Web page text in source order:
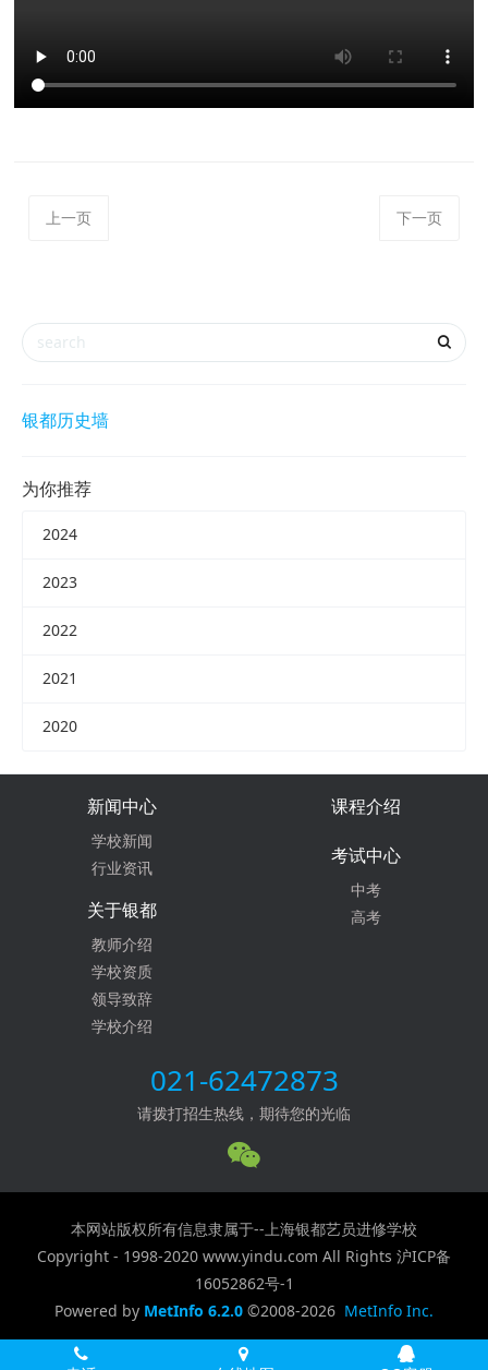
上一页 下一页
银都历史墙
为你推荐
2024
2023
2022
2021
2020
新闻中心
学校新闻
行业资讯
课程介绍
考试中心
中考
高考
关于银都
教师介绍
学校资质
领导致辞
学校介绍
021-62472873
请拨打招生热线，期待您的光临
本网站版权所有信息隶属于--上海银都艺员进修学校
Copyright - 1998-2020 www.yindu.com All Rights 沪ICP备
16052862号-1
Powered by MetInfo 6.2.0 ©2008-2026 MetInfo Inc.